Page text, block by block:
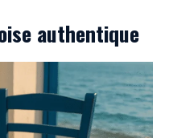
authentique